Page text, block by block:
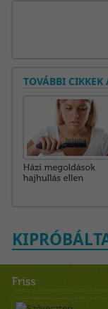
TOVÁBBI CIKKEK